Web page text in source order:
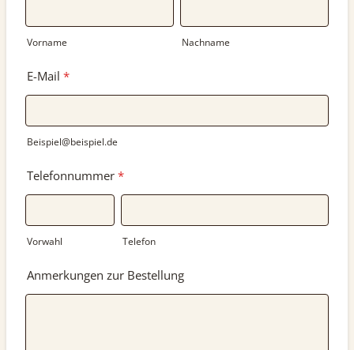
Vorname Nachname
E-Mail *
Beispiel@beispiel.de
Telefonnummer *
Vorwahl Telefon
Anmerkungen zur Bestellung